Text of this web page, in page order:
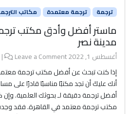
ترجمة ترجمة معتمدة مكاتب
ماستر أفضل وأدق مكتب
مدينة نصر
أغسطس 1, 2022 |
Leave a Comment
إذا كنت تبحث عن أفضل مكتب ترجمة
أنك عليكَ أن تجد مكتبًا مناسبًا قادرًا على
أفضل ترجمة دقيقة لـ بحوثك العلمية.
مكتب ترجمة معتمد في القاهرة. فقد